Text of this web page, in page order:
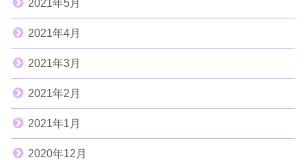
2021年5月
2021年4月
2021年3月
2021年2月
2021年1月
2020年12月